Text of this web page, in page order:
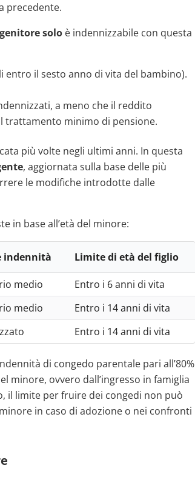
precedente.
genitore solo è indennizzabile con questa
entro il sesto anno di vita del bambino).
a meno che il reddito
trattamento minimo di pensione.
più volte negli ultimi anni. In questa
, aggiornata sulla base delle più
le modifiche introdotte dalle
in base all’età del minore:
indennità Limite di età del figlio
medio
Entro i 6 anni di vita
medio
Entro i 14 anni di vita
Entro i 14 anni di vita
di congedo parentale pari all’80%
minore, ovvero dall’ingresso in famiglia
il limite per fruire dei congedi non può
in caso di adozione o nei confronti